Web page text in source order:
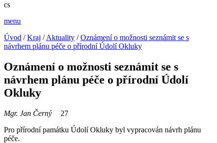
cs
menu
Úvod /Kraj /Aktuality /Oznámení o možnosti seznámit se s
návrhem plánu péče o přírodní Údolí Okluky
Oznámení o možnosti seznámit se s
návrhem plánu péče o přírodní Údolí
Okluky
Mgr. Jan Černý
27
Pro přírodnípamátku Údolí Okluky byl vypracován návrh plánu
péče.